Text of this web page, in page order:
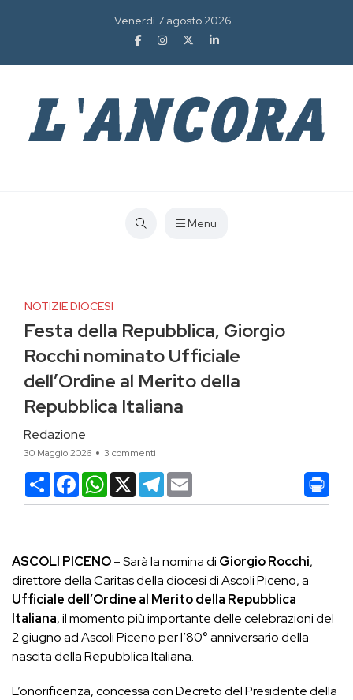
Venerdì 7 agosto 2026
Menu
NOTIZIE DIOCESI
Festa della Repubblica, Giorgio
Rocchi nominato Ufficiale
dell’Ordine al Merito della
Repubblica Italiana
Redazione
30 Maggio 2026 3 commenti
CondividiFacebookWhatsApp
X Telegram
ASCOLI PICENO– Sarà la nomina di Giorgio Rocchi,
direttore della Caritas della diocesi di Ascoli Piceno, a
Ufficiale dell’Ordine al Merito della Repubblica
Italiana, il momento più importante delle celebrazioni del
2 giugno ad Ascoli Piceno per l’80° anniversario della
nascita della Repubblica Italiana.
L’onorificenza, concessa con Decreto del Presidente della